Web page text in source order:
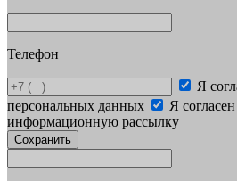
Телефон
Я
персональных данных
Я
информационную рассылку
Сохранить